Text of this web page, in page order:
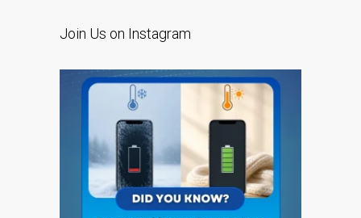
MacBook en Dundee:
modelos Pro, Air y Neo
Reparaciones para el
iPhone de Apple
Testimonial cliente
¿Por qué confiar Mac
Repair con su Apple?
Join Us on Instagram